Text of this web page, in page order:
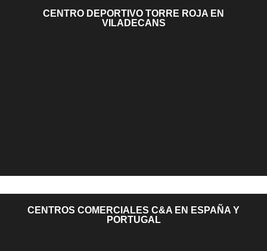
CENTRO DEPORTIVO TORRE ROJA EN
VILADECANS
CENTROS COMERCIALES C&A EN ESPAÑA Y
PORTUGAL